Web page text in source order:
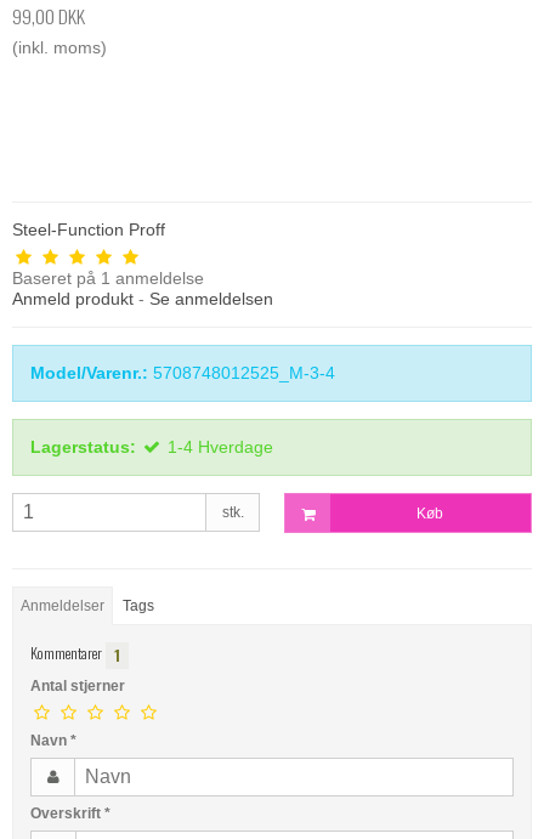
99,00 DKK
(inkl. moms)
Steel-Function Proff
Baseret på 1 anmeldelse
Anmeld produkt - Se anmeldelsen
Model/Varenr.: 5708748012525_M-3-4
Lagerstatus: 1-4 Hverdage
stk. Køb
Anmeldelser Tags
Kommentarer 1
Antal stjerner
Navn *
Overskrift *